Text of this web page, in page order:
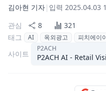
김아현 기자| 입력 2025.04.03
관심
8
321
태그
AI 옥외광고 피치에이
사이트
P2ACH
P2ACH AI - Retail